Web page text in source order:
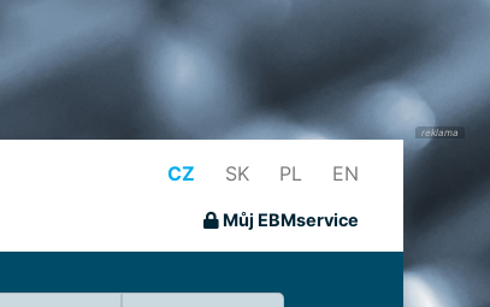
CZ SK PL EN
Můj EBMservice